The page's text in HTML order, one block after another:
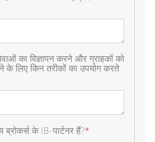
का विज्ञापन करने और ग्राहकों को
के लिए किन तरीकों का उपयोग करते
के IB-पार्टनर हैं?*